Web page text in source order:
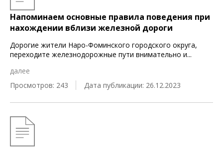
Напоминаем основные правила поведения при
нахождении вблизи железной дороги
Дорогие жители Наро-Фоминского городского округа,
переходите железнодорожные пути внимательно и...
далее
Просмотров: 243
Дата публикации: 26.12.2023